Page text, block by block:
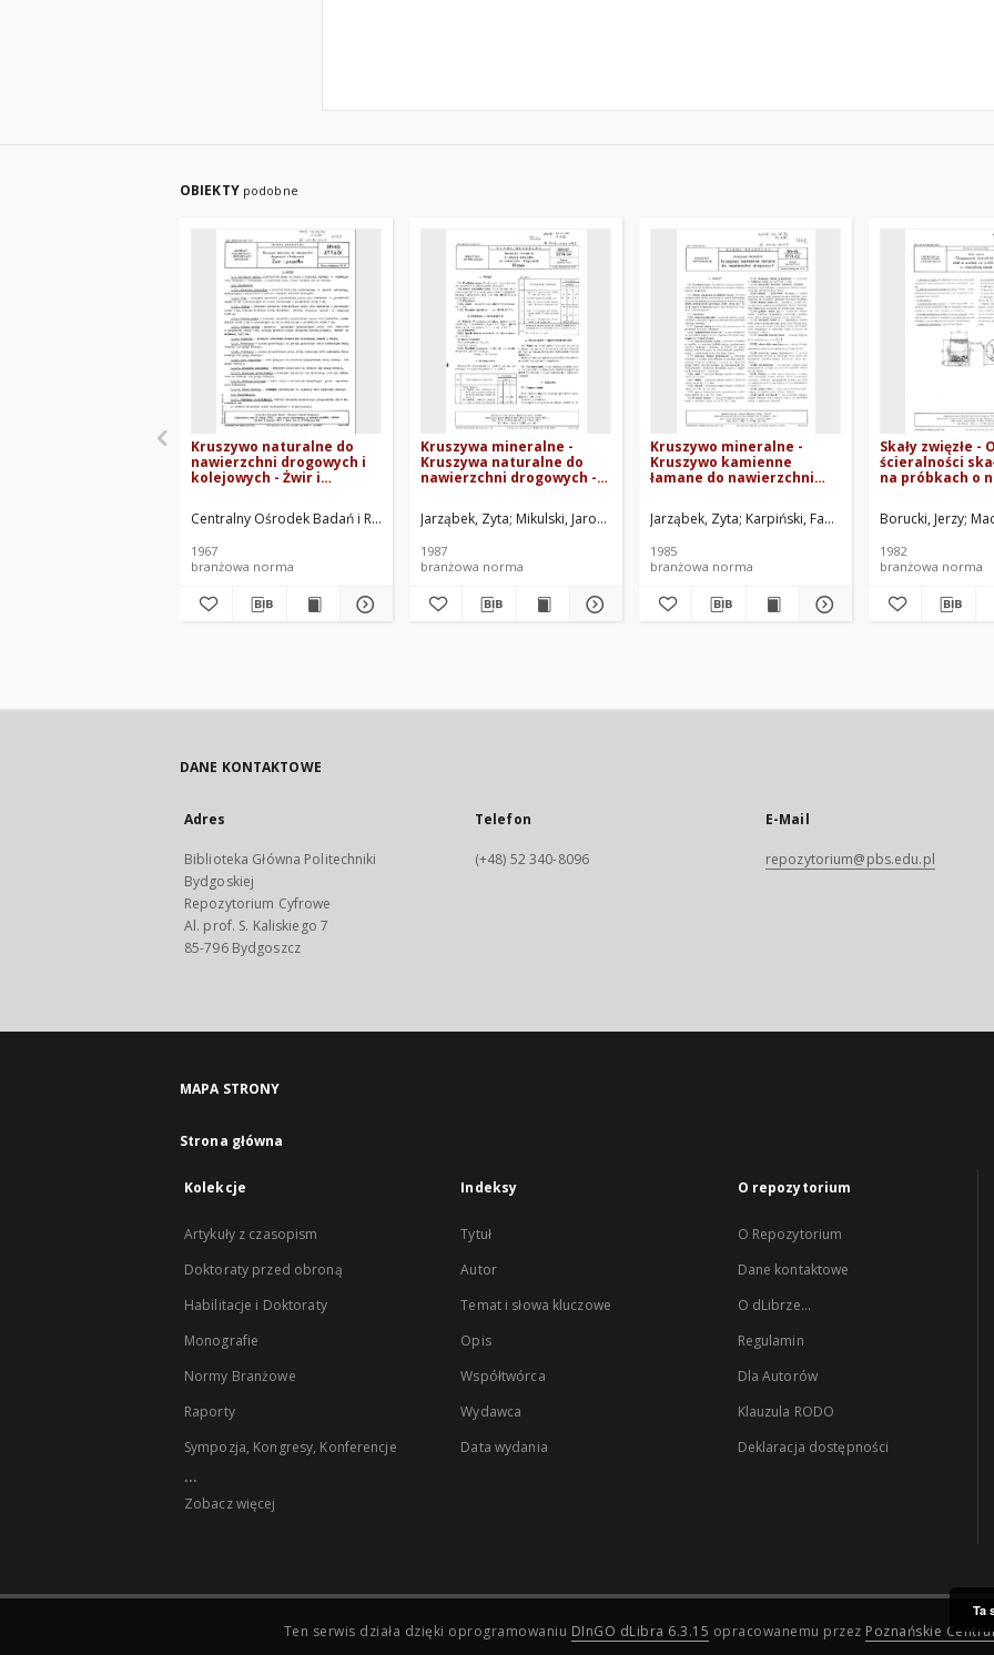
OBIEKTY podobne
Kruszywo naturalne do
nawierzchni drogowych i
kolejowych - Żwir i
Centralny Ośrodek Badań i Rozwoju Techniki Drogowej. Oprac.
1967
branżowa norma
Kruszywa mineralne -
Kruszywa naturalne do
nawierzchni drogowych -
Jarząbek, Zyta Mikulski, Jarosław Instytut Badawczy Dróg i Mostów, Warszawa. Oprac.
1987
branżowa norma
Kruszywo mineralne -
Kruszywo kamienne
łamane do nawierzchni
Jarząbek, Zyta Karpiński, Faustyn Małkowska, Barbara
1985
branżowa norma
Skały zwięzłe -
ścieralności
na próbkach o
Borucki, Jerzy
1982
branżowa norma
DANE KONTAKTOWE
Adres
Biblioteka Główna Politechniki
Bydgoskiej
Repozytorium Cyfrowe
Al. prof. S. Kaliskiego 7
85-796 Bydgoszcz
Telefon
(+48) 52 340-8096
E-Mail
repozytorium@pbs.edu.pl
MAPA STRONY
Strona główna
Kolekcje
Artykuły z czasopism
Doktoraty przed obroną
Habilitacje i Doktoraty
Monografie
Normy Branżowe
Raporty
Sympozja, Kongresy, Konferencje
...
Zobacz więcej
Indeksy
Tytuł
Autor
Temat i słowa kluczowe
Opis
Współtwórca
Wydawca
Data wydania
O repozytorium
O Repozytorium
Dane kontaktowe
O dLibrze...
Regulamin
Dla Autorów
Klauzula RODO
Deklaracja dostępności
Ten serwis działa dzięki oprogramowaniu DInGO dLibra 6.3.15 opracowanemu przez Poznańskie
Ta